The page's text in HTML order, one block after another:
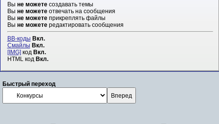
Вы не можетесоздавать темы
Вы не можетеотвечать на сообщения
Вы не можетеприкреплять файлы
Вы не можетередактировать сообщения
BB-коды Вкл.
Смайлы Вкл.
[IMG]код Вкл.
HTML код Вкл.
Быстрый переход